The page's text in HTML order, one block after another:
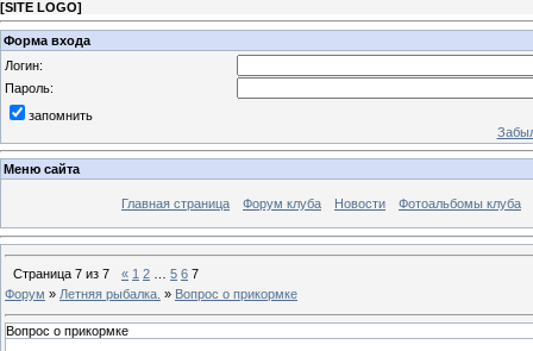
[SITE LOGO]
Форма входа
Логин:
Пароль:
запомнить
Меню сайта
Главная страница Форум клуба Новости Фотоальбомы клуба
Страница 7 из 7 « 1 2 5 6 7
Форум » Летняя рыбалка. » Вопрос о прикормке
Вопрос о прикормке